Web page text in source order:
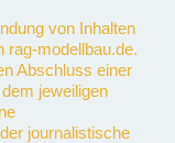
von Inhalten
rag-modellbau.de.
Abschluss einer
jeweiligen
journalistische